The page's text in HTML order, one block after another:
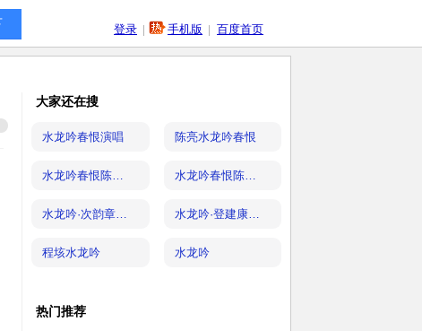
登录 | 手机版 | 百度首页
大家还在搜
水龙吟春恨演唱 陈亮水龙吟春恨
水龙吟春恨陈亮朗诵 水龙吟春恨陈亮阅读
水龙吟·次韵章质夫杨花词 水龙吟·登建康赏心亭
程垓水龙吟 水龙吟
热门推荐